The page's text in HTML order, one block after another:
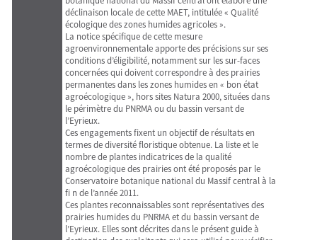
déclinaison locale de cette MAET, intitulée « Qualité
écologique des zones humides agricoles ».
La notice spéciﬁque de cette mesure
agroenvironnementale apporte des précisions sur ses
conditions d’éligibilité, notamment sur les sur-faces
concernées qui doivent correspondre à des prairies
permanentes dans les zones humides en « bon état
agroécologique », hors sites Natura 2000, situées dans
le périmètre du PNRMA ou du bassin versant de
l’Eyrieux.
Ces engagements ﬁxent un objectif de résultats en
termes de diversité ﬂoristique obtenue. La liste et le
nombre de plantes indicatrices de la qualité
agroécologique des prairies ont été proposés par le
Conservatoire botanique national du Massif central à la
ﬁ n de l’année 2011.
Ces plantes reconnaissables sont représentatives des
prairies humides du PNRMA et du bassin versant de
l’Eyrieux. Elles sont décrites dans le présent guide à